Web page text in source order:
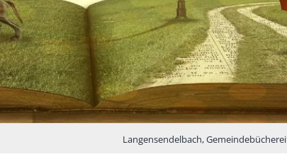
Langensendelbach, Gemeindebücherei